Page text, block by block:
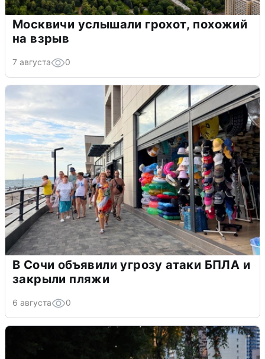
Москвичи услышали грохот, похожий
на взрыв
7 августа 0
В Сочи объявили угрозу атаки БПЛА и
закрыли пляжи
6 августа 0